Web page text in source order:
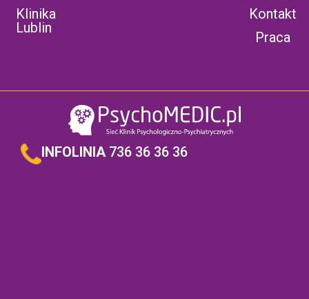
Klinika
Lublin
Kontakt
Praca
INFOLINIA 736 36 36 36